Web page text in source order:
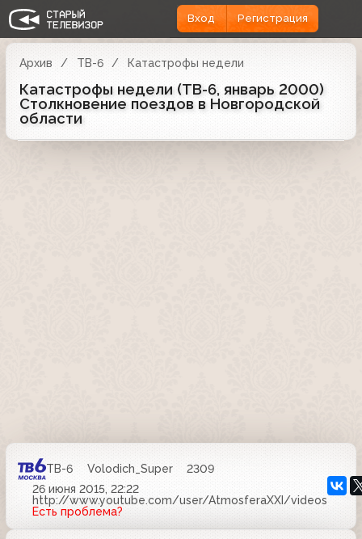
Вход Регистрация
Архив ТВ-6 Катастрофы недели
Катастрофы недели (ТВ-6, январь 2000)
Столкновение поездов в Новгородской
области
ТВ-6 Volodich_Super
2309
26 июня 2015, 22:22
http://www.youtube.com/user/AtmosferaXXI/videos
Есть проблема?